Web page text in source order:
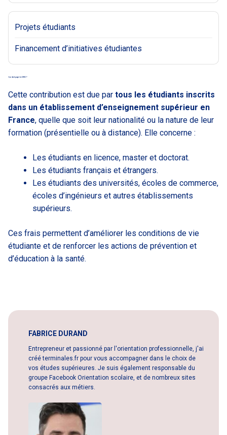
Projets étudiants
Financement d’initiatives étudiantes
Qui doit payer la CVEC ?
Cette contribution est due par tous les étudiants inscrits
dans un établissement d’enseignement supérieur en
France, quelle que soit leur nationalité ou la nature de leur
formation (présentielle ou à distance). Elle concerne :
Les étudiants en licence, master et doctorat.
Les étudiants français et étrangers.
Les étudiants des universités, écoles de commerce,
écoles d’ingénieurs et autres établissements
supérieurs.
Ces frais permettent d’améliorer les conditions de vie
étudiante et de renforcer les actions de prévention et
d’éducation à la santé.
FABRICE DURAND
Entrepreneur et passionné par l'orientation professionnelle, j'ai
créé terminales.fr pour vous accompagner dans le choix de
vos études supérieures. Je suis également responsable du
groupe Facebook Orientation scolaire, et de nombreux sites
consacrés aux métiers.